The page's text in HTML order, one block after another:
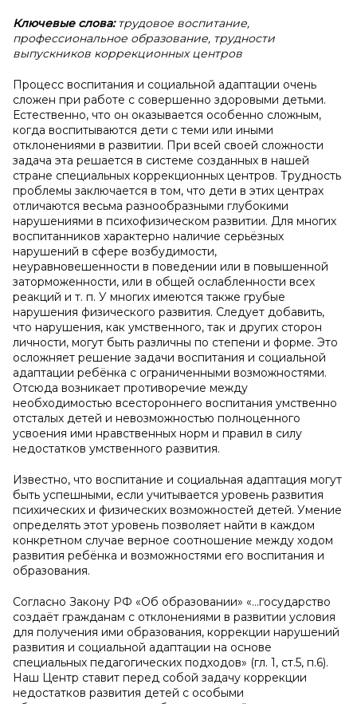
Ключевые слова:трудовое воспитание,
профессиональное образование, трудности
выпускников коррекционных центров
Процесс воспитания и социальной адаптации очень
сложен при работе с совершенно здоровыми детьми.
Естественно, что он оказывается особенно сложным,
когда воспитываются дети с теми или иными
отклонениями в развитии. При всей своей сложности
задача эта решается в системе созданных в нашей
стране специальных коррекционных центров. Трудность
проблемы заключается в том, что дети в этих центрах
отличаются весьма разнообразными глубокими
нарушениями в психофизическом развитии. Для многих
воспитанников характерно наличие серьёзных
нарушений в сфере возбудимости,
неуравновешенности в поведении или в повышенной
заторможенности, или в общей ослабленности всех
реакций и т. п. У многих имеются также грубые
нарушения физического развития. Следует добавить,
что нарушения, как умственного, так и других сторон
личности, могут быть различны по степени и форме. Это
осложняет решение задачи воспитания и социальной
адаптации ребёнка с ограниченными возможностями.
Отсюда возникает противоречие между
необходимостью всестороннего воспитания умственно
отсталых детей и невозможностью полноценного
усвоения ими нравственных норм и правил в силу
недостатков умственного развития.
Известно, что воспитание и социальная адаптация могут
быть успешными, если учитывается уровень развития
психических и физических возможностей детей. Умение
определять этот уровень позволяет найти в каждом
конкретном случае верное соотношение между ходом
развития ребёнка и возможностями его воспитания и
образования.
Согласно Закону РФ «Об образовании» «…государство
создаёт гражданам с отклонениями в развитии условия
для получения ими образования, коррекции нарушений
развития и социальной адаптации на основе
специальных педагогических подходов» (гл. 1, ст.5, п.6).
Наш Центр ставит перед собой задачу коррекции
недостатков развития детей с особыми